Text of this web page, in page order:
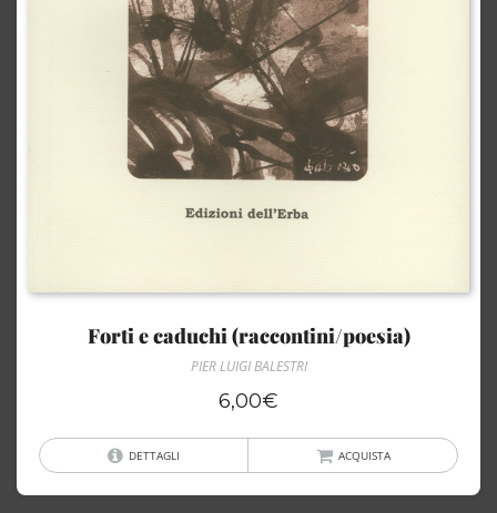
Forti e caduchi (raccontini/poesia)
PIER LUIGI BALESTRI
6,00€
DETTAGLI ACQUISTA